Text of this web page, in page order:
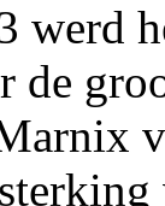
werd
de